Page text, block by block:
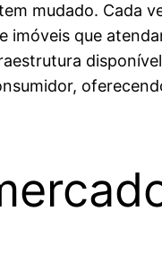
mudado. Cada
que